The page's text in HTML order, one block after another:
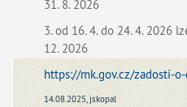
31. 8. 2026
3. od 16. 4. do 24. 4. 2026
12. 2026
https://mk.gov.cz/zadosti-
14.08.2025, jskopal